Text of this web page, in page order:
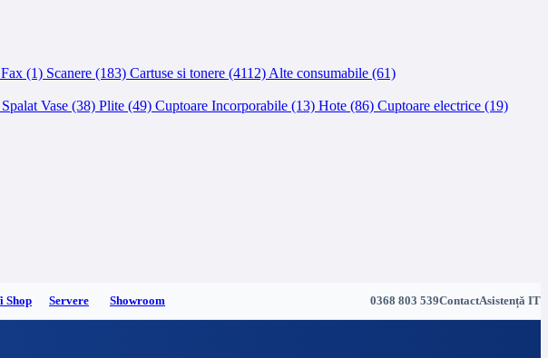
Fax (1) Scanere (183) Cartuse si tonere (4112) Alte consumabile (61)
Vase (38) Plite (49) Cuptoare Incorporabile (13) Hote (86) Cuptoare electrice (19)
Shop Servere Showroom 0368 803 539ContactAsistență IT